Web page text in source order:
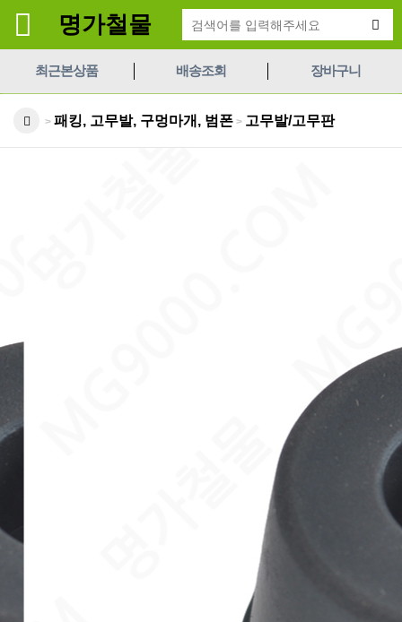
명가철물
최근본상품 배송조회 장바구니
> 패킹, 고무발, 구멍마개, 범폰 > 고무발/고무판